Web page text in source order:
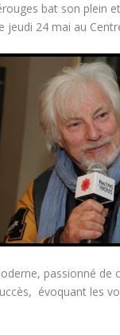
bat son plein
jeudi 24 mai au
passionné de
évoquant les